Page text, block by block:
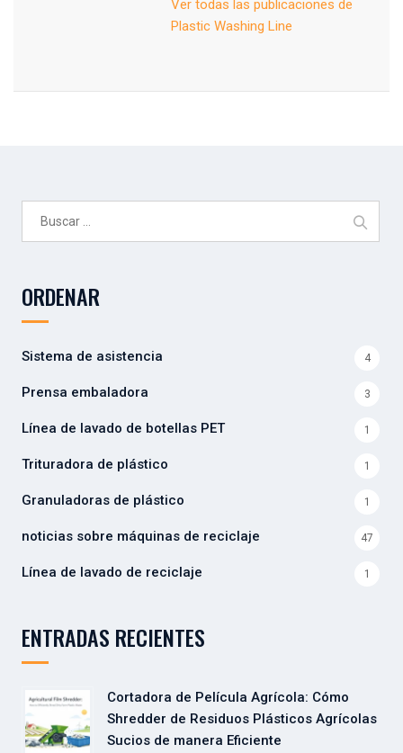
Ver todas las publicaciones de
Plastic Washing Line
ORDENAR
Sistema de asistencia 4
Prensa embaladora 3
Línea de lavado de botellas PET 1
Trituradora de plástico 1
Granuladoras de plástico 1
noticias sobre máquinas de reciclaje 47
Línea de lavado de reciclaje 1
ENTRADAS RECIENTES
Cortadora de Película Agrícola: Cómo
Shredder de Residuos Plásticos Agrícolas
Sucios de manera Eficiente